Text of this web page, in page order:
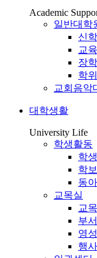
Academic
일반대학
신
교
장
학
교회음악
대학생활
University Life
학생활동
학
학
동
교목실
교
부
영
행